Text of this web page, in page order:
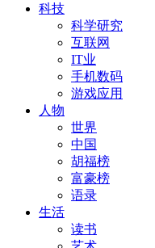
科技
科学研究
互联网
IT业
手机数码
游戏应用
人物
世界
中国
胡福榜
富豪榜
语录
生活
读书